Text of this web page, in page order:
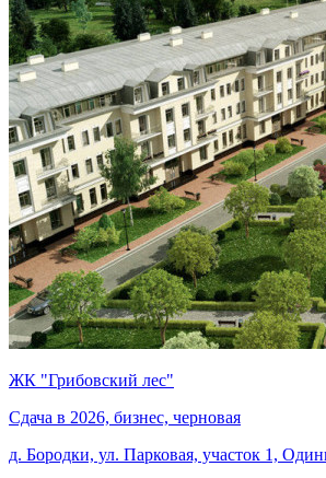
ЖК "Грибовский лес"
Сдача в 2026, бизнес, черновая
д. Бородки, ул. Парковая, участок 1,